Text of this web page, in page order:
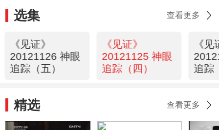
选集 查看更多
《见证》
20121126 神眼
追踪（五）
《见证》
20121125 神眼
追踪（四）
《
追踪
精选 查看更多